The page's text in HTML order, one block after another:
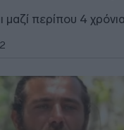
μαζί περίπου 4 χρόνια